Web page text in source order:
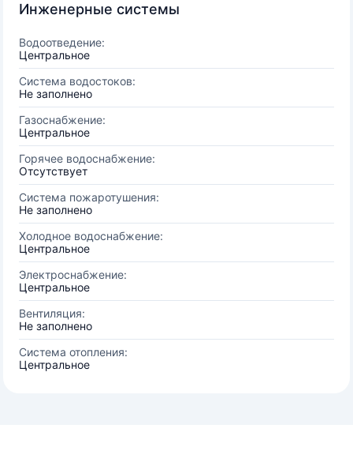
Инженерные системы
Водоотведение:
Центральное
Система водостоков:
Не заполнено
Газоснабжение:
Центральное
Горячее водоснабжение:
Отсутствует
Система пожаротушения:
Не заполнено
Холодное водоснабжение:
Центральное
Электроснабжение:
Центральное
Вентиляция:
Не заполнено
Система отопления:
Центральное